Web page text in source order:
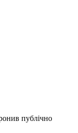
публічно